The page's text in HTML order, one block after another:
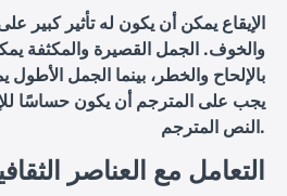
الإيقاع يمكن أن يكون له تأثير كبير
والخوف. الجمل القصيرة والمكثفة
بالإلحاح والخطر، بينما الجمل الأطول
يجب على المترجم أن يكون حساسًا
النص المترجم.
3. التعامل مع العناصر